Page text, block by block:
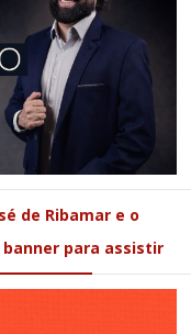
de Ribamar e o
para assistir